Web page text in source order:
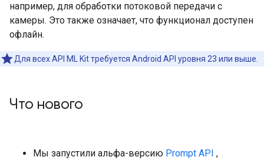
например, для обработки потоковой передачи с
камеры. Это также означает, что функционал доступен
офлайн.
Для всех API ML Kit требуется Android API уровня 23 или выше.
Что нового
Мы запустили альфа-версию Prompt API ,